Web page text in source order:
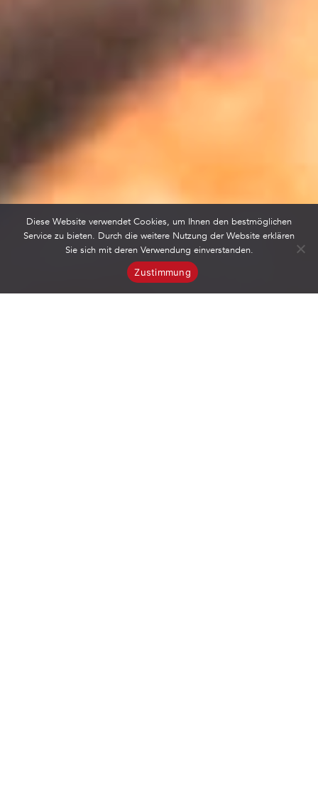
Diese Website verwendet Cookies, um Ihnen den bestmöglichen
Service zu bieten. Durch die weitere Nutzung der Website erklären
Sie sich mit deren Verwendung einverstanden.
Zustimmung